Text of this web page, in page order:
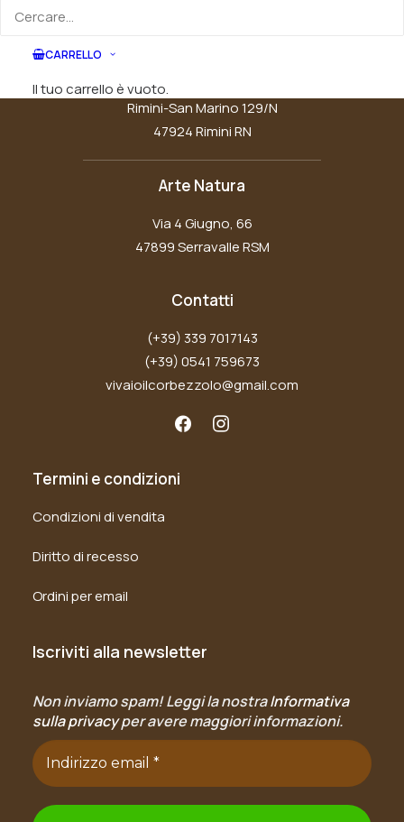
CARRELLO
Il tuo carrello è vuoto.
nella
del
Via Consolare
Rimini-San Marino 129/N
47924 Rimini RN
Arte Natura
Via 4 Giugno, 66
47899 Serravalle RSM
Contatti
(+39) 339 7017143
(+39) 0541 759673
vivaioilcorbezzolo@gmail.com
Termini e condizioni
Condizioni di vendita
Diritto di recesso
Ordini per email
Iscriviti alla newsletter
Non inviamo spam! Leggi la nostraInformativa
sulla privacyper avere maggiori informazioni.